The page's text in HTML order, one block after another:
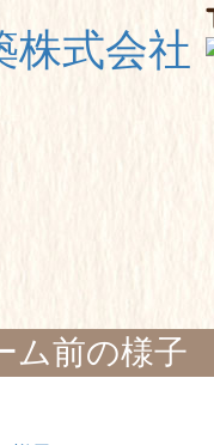
ム前の様子